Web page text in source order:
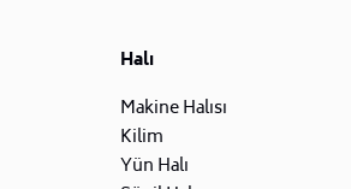
Halı
Makine Halısı
Kilim
Yün Halı